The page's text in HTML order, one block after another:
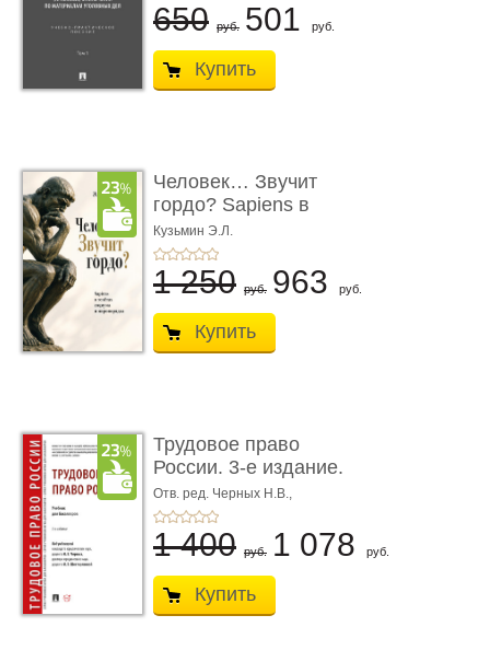
650 руб. 501 руб.
Купить
Человек… Звучит
гордо? Sapiens в
тенётах социума � ...
Кузьмин Э.Л.
1 250 руб. 963 руб.
Купить
Трудовое право
России. 3-е издание.
Учебник для ...
Отв. ред. Черных Н.В.,
Шестерякова И.В.
1 400 руб. 1 078 руб.
Купить